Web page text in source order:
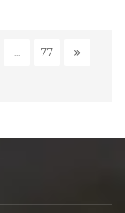
77